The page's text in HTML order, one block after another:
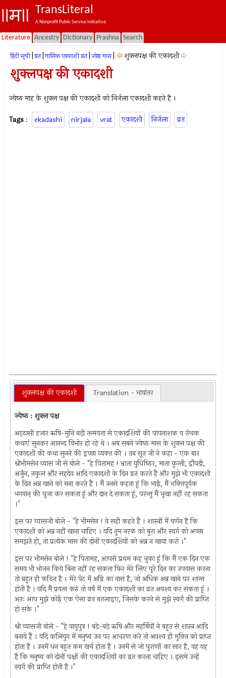
TransLiteral
A Nonprofit Public Service Initiative.
Literature Ancestry Dictionary Prashna Search
हिंदी सूची व्रत मासिक एकादशी व्रत ज्येष्ठ मास शुक्लपक्ष की एकादशी
शुक्लपक्ष की एकादशी
ज्येष्‍ठ माह के शुक्ल पक्ष की एकादशी को निर्जला एकादशी कहते है ।
Tags : ekadashi nirjala vrat एकादशी निर्जला व्रत
शुक्लपक्ष की एकादशी Translation - भाषांतर
ज्येष्‍ठ : शुक्ल पक्ष
अट्‌ठासी हजार ऋषि-मुनि बड़ी तन्मयता से एकादशियों की पापनाशक व रोचक
कथाएं सुनकर आनन्द विभोर हो रहे थे । अब सबने ज्येष्‍ठ मास के शुक्ल पक्ष की
एकादशी की कथा सुनने की इच्छा व्यक्‍त की । तब सूत जी ने कहा - एक बार
श्रीभीमसेन व्यास जी से बोले - "हे पितामह ! भ्राता युधिष्‍ठिर, माता कुन्ती, द्रौपदी,
अर्जुन, नकुल और सहदेव आदि एकादशी के दिन व्रत करते हैं और मुझे भी एकादशी
के दिन अन्न खाने को मना करते हैं । मैं उनसे कहता हूं कि भाई, मैं भक्‍तिपूर्वक
भगवान् की पूजा कर सकता हूं और दान दे सकता हूं, परन्तु मैं भूखा नहीं रह सकता
।"
इस पर व्यासजी बोले - "हे भीमसेन ! वे सही कहते हैं । शास्त्रों में वर्णन है कि
एकादशी को अन्न नहीं खाना चाहिए । यदि तुम नरक को बुरा और स्वर्ग को अच्छा
समझते हो, तो प्रत्येक मास की दोनों एकादशियों को अन्न न खाया करो ।"
इस पर भीमसेन बोले ! "हे पितामह, आपसे प्रथम कह चुका हूं कि मैं एक दिन एक
समय भी भोजन किये बिना नहीं रह सकता फिर मेरे लिए पूरे दिन का उपवास करना
तो बहुत ही कठिन है । मेरे पेट में अग्नि का वास है, जो अधिक अन्न खाने पर शान्त
होती है । यदि मैं प्रयत्‍न करुं तो वर्ष में एक एकादशी का व्रत अवश्य कर सकता हूं ।
अतः आप मुझे कोई एक ऐसा व्रत बतलाइए, जिसके करने से मुझे स्वर्ग की प्राप्‍ति
हो सके ।"
श्री व्यासजी बोले - "हे वायुपुत्र ! बड़े-बड़े ऋषि और महर्षियों ने बहुत से शास्त्र आदि
बनाये हैं । यदि कलियुग में मनुष्य उन पर आचरण करे तो अवश्य ही मुक्‍ति को प्राप्‍त
होता है । उनमें धन बहुत कम खर्च होता है । उनमें से जो पुराणों का सार है, वह यह
है कि मनुष्य को दोनों पक्षों की एकादशियों का व्रत करना चाहिए । इसमे उन्हें
स्वर्ग की प्राप्‍ति होती है ।"